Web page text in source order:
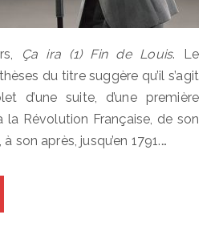
Ça ira (1) Fin de Louis. Le
du titre suggère qu’il s’agit
d’une suite, d’une première
la Révolution Française, de son
son après, jusqu’en 1791.…